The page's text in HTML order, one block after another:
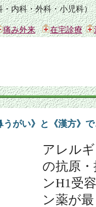
内科・外科・小児科）
痛み外来 在宅診療
うがい》と《漢方》
アレル
の抗原
ンH1 受
ン薬が